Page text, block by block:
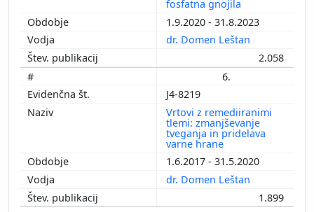
fosfatna gnojila
1.9.2020 - 31.8.2023
dr. Domen Leštan
2.058
6.
J4-8219
Vrtovi z remediiranimi
tlemi: zmanjševanje
tveganja in pridelava
varne hrane
1.6.2017 - 31.5.2020
dr. Domen Leštan
1.899